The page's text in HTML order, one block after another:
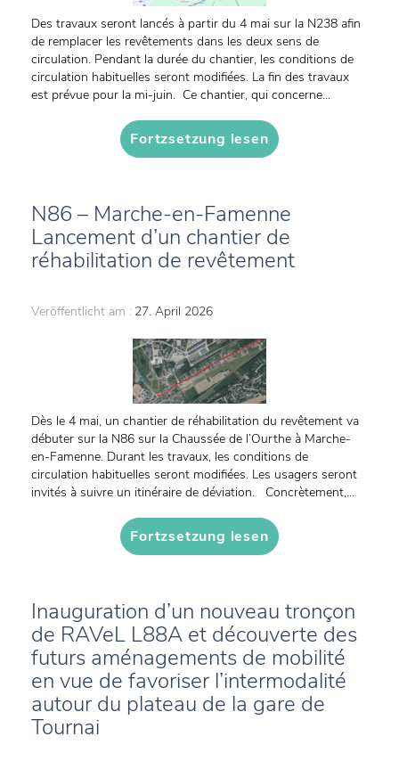
Des travaux seront lancés à partir du 4 mai sur la N238 afin
de remplacer les revêtements dans les deux sens de
circulation. Pendant la durée du chantier, les conditions de
circulation habituelles seront modifiées. La fin des travaux
est prévue pour la mi-juin. Ce chantier, qui concerne...
Fortzsetzung lesen
N86 – Marche-en-Famenne
Lancement d’un chantier de
réhabilitation de revêtement
Veröffentlicht am : 27. April 2026
Dès le 4 mai, un chantier de réhabilitation du revêtement va
débuter sur la N86 sur la Chaussée de l’Ourthe à Marche-
en-Famenne. Durant les travaux, les conditions de
circulation habituelles seront modifiées. Les usagers seront
invités à suivre un itinéraire de déviation. Concrètement,...
Fortzsetzung lesen
Inauguration d’un nouveau tronçon
de RAVeL L88A et découverte des
futurs aménagements de mobilité
en vue de favoriser l’intermodalité
autour du plateau de la gare de
Tournai